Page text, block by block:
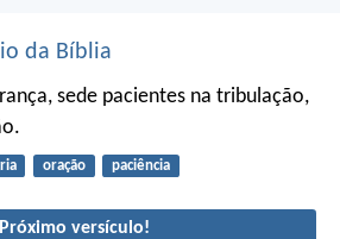
da Bíblia
sede pacientes na tribulação,
oração paciência
Próximo versículo!